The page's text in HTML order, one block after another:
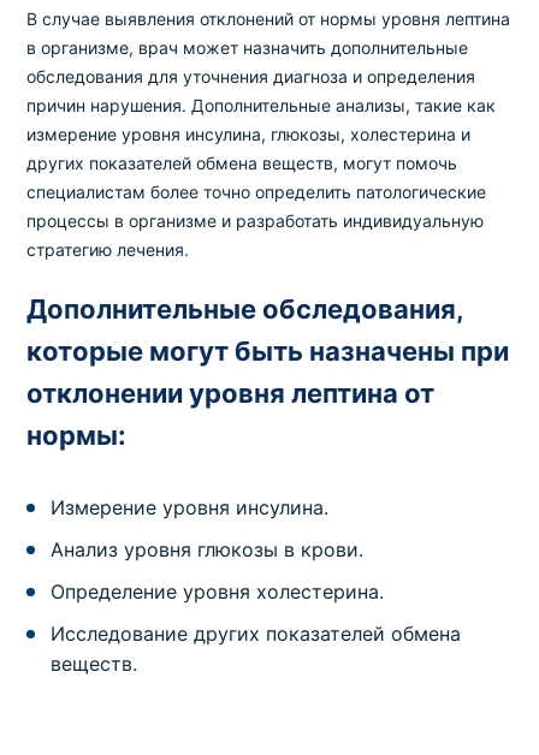
В случае выявления отклонений от нормы уровня лептина
в организме, врач может назначить дополнительные
обследования для уточнения диагноза и определения
причин нарушения. Дополнительные анализы, такие как
измерение уровня инсулина, глюкозы, холестерина и
других показателей обмена веществ, могут помочь
специалистам более точно определить патологические
процессы в организме и разработать индивидуальную
стратегию лечения.
Дополнительные обследования,
которые могут быть назначены при
отклонении уровня лептина от
нормы:
Измерение уровня инсулина.
Анализ уровня глюкозы в крови.
Определение уровня холестерина.
Исследование других показателей обмена
веществ.